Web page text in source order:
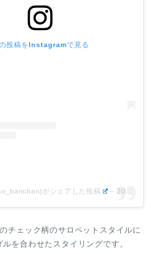
投稿をInstagramで見る
がシェアした投稿 – 2019年 7月月7日午前2時41分PDT
チェック柄のサロペットスタイルに
を合わせたスタイリングです。